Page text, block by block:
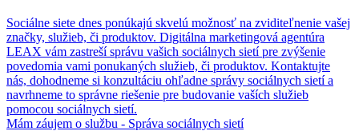
Sociálne siete dnes ponúkajú skvelú možnosť na zviditeľnenie vašej
značky, služieb, či produktov. Digitálna marketingová agentúra
LEAX vám zastreší správu vašich sociálnych sietí pre zvýšenie
povedomia vami ponukaných služieb, či produktov. Kontaktujte
nás, dohodneme si konzultáciu ohľadne správy sociálnych sietí a
navrhneme to správne riešenie pre budovanie vaších služieb
pomocou sociálnych sietí.
Mám záujem o službu - Správa sociálnych sietí